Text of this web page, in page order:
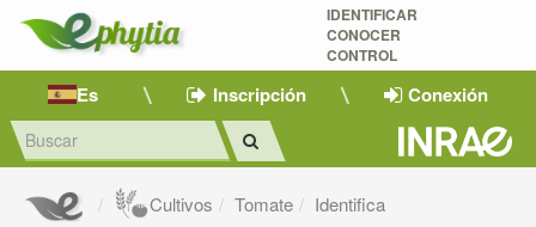
IDENTIFICAR
CONOCER
CONTROL
Es Inscripción Conexión
Cultivos Tomate
Identifica